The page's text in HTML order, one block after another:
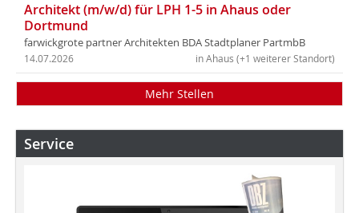
Architekt (m/w/d) für LPH 1-5 in Ahaus oder
Dortmund
farwickgrote partner Architekten BDA Stadtplaner PartmbB
in Ahaus (+1 weiterer Standort)
14.07.2026
Mehr Stellen
Service